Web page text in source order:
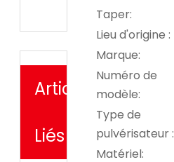
Articles
Liés
Taper:
Lieu d'origine :
Marque:
Numéro de
modèle:
Type de
pulvérisateur :
Matériel: